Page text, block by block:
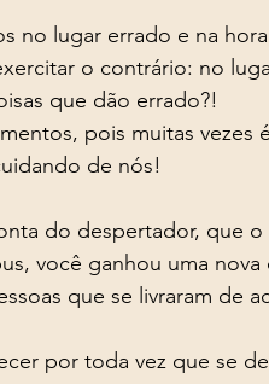
no lugar errado e na
o contrário: no
que dão errado?!
de nós!
você ganhou uma nova
por toda vez que se